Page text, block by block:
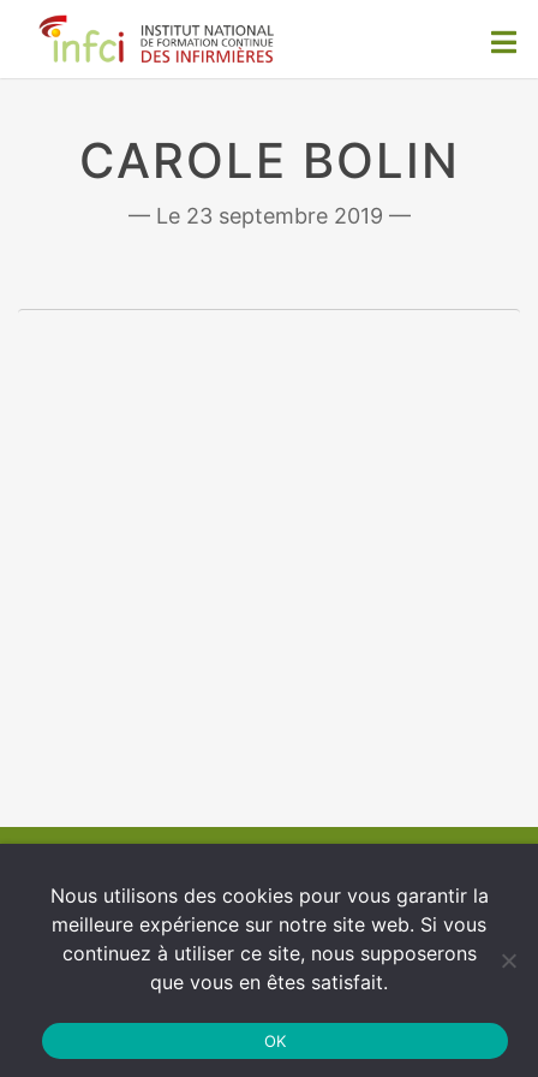
CAROLE BOLIN
23 septembre 2019
Nous utilisons des cookies pour vous garantir la
meilleure expérience sur notre site web. Si vous
continuez à utiliser ce site, nous supposerons
que vous en êtes satisfait.
OK
Conditions générales d’utilisation
Protection des Données